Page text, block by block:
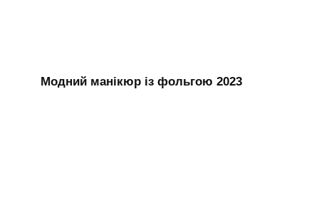
Модний манікюр із фольгою 2023